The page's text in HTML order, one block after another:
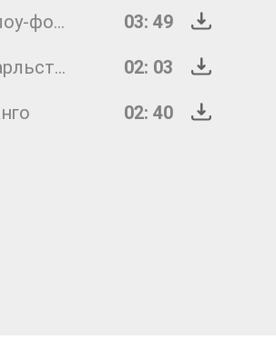
03 - Слоу-фокс
03: 49
02 - Чарльстон
02: 03
02: 40